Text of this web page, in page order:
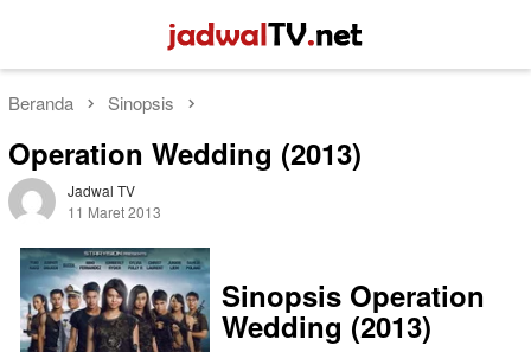
konten
Mobile
Beranda Sinopsis
Operation Wedding (2013)
Jadwal TV
11 Maret 2013
Sinopsis Operation
Wedding (2013)